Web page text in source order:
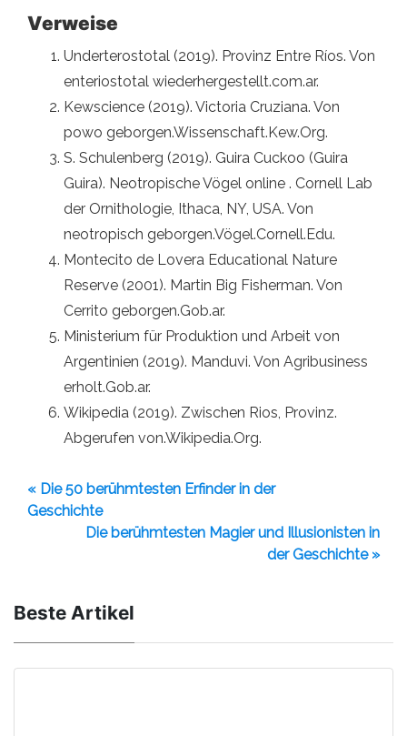
Verweise
Underterostotal (2019). Provinz Entre Ríos. Von
enteriostotal wiederhergestellt.com.ar.
Kewscience (2019). Victoria Cruziana. Von
powo geborgen.Wissenschaft.Kew.Org.
S. Schulenberg (2019). Guira Cuckoo (Guira
Guira). Neotropische Vögel online . Cornell Lab
der Ornithologie, Ithaca, NY, USA. Von
neotropisch geborgen.Vögel.Cornell.Edu.
Montecito de Lovera Educational Nature
Reserve (2001). Martin Big Fisherman. Von
Cerrito geborgen.Gob.ar.
Ministerium für Produktion und Arbeit von
Argentinien (2019). Manduvi. Von Agribusiness
erholt.Gob.ar.
Wikipedia (2019). Zwischen Rios, Provinz.
Abgerufen von.Wikipedia.Org.
« Die 50 berühmtesten Erfinder in der
Geschichte
Die berühmtesten Magier und Illusionisten in
der Geschichte »
Beste Artikel